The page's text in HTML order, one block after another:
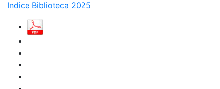
Indice Biblioteca 2025